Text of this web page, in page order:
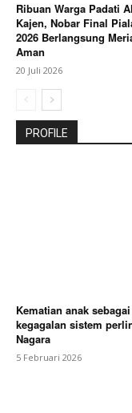
Ribuan Warga Padati
Kajen, Nobar Final
2026 Berlangsung
Aman
20 Juli 2026
PROFILE
Kematian anak
kegagalan sistem
Nagara
5 Februari 2026